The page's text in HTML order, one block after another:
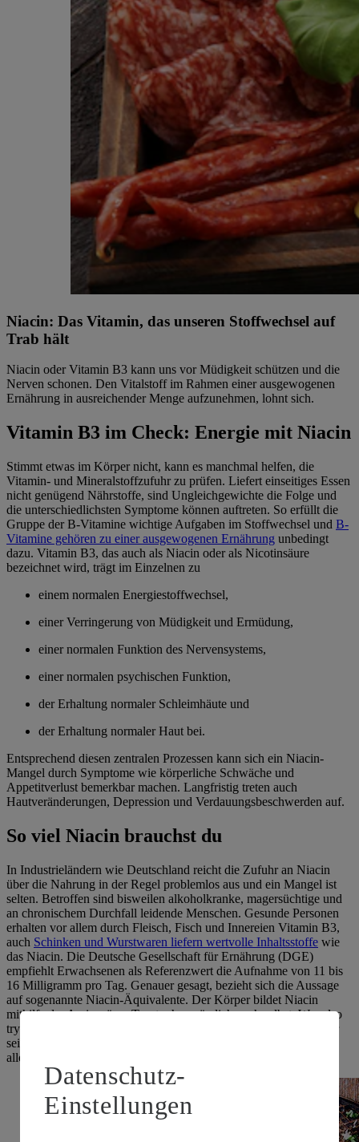
Niacin: Das Vitamin, das unseren Stoffwechsel auf
Trab hält
Niacin oder Vitamin B3 kann uns vor Müdigkeit schützen und die
Nerven schonen. Den Vitalstoff im Rahmen einer ausgewogenen
Ernährung in ausreichender Menge aufzunehmen, lohnt sich.
Vitamin B3 im Check: Energie mit Niacin
Stimmt etwas im Körper nicht, kann es manchmal helfen, die
Vitamin- und Mineralstoffzufuhr zu prüfen. Liefert einseitiges Essen
nicht genügend Nährstoffe, sind Ungleichgewichte die Folge und
die unterschiedlichsten Symptome können auftreten. So erfüllt die
Gruppe der B-Vitamine wichtige Aufgaben im Stoffwechsel und B-
Vitamine gehören zu einer ausgewogenen Ernährung unbedingt
dazu. Vitamin B3, das auch als Niacin oder als Nicotinsäure
bezeichnet wird, trägt im Einzelnen zu
einem normalen Energiestoffwechsel,
einer Verringerung von Müdigkeit und Ermüdung,
einer normalen Funktion des Nervensystems,
einer normalen psychischen Funktion,
der Erhaltung normaler Schleimhäute und
der Erhaltung normaler Haut bei.
Entsprechend diesen zentralen Prozessen kann sich ein Niacin-
Mangel durch Symptome wie körperliche Schwäche und
Appetitverlust bemerkbar machen. Langfristig treten auch
Hautveränderungen, Depression und Verdauungsbeschwerden auf.
So viel Niacin brauchst du
In Industrieländern wie Deutschland reicht die Zufuhr an Niacin
über die Nahrung in der Regel problemlos aus und ein Mangel ist
selten. Betroffen sind bisweilen alkoholkranke, magersüchtige und
an chronischem Durchfall leidende Menschen. Gesunde Personen
erhalten vor allem durch Fleisch, Fisch und Innereien Vitamin B3,
auch Schinken und Wurstwaren liefern wertvolle Inhaltsstoffe wie
das Niacin. Die Deutsche Gesellschaft für Ernährung (DGE)
empfiehlt Erwachsenen als Referenzwert die Aufnahme von 11 bis
16 Milligramm pro Tag. Genauer gesagt, bezieht sich die Aussage
auf sogenannte Niacin-Äquivalente. Der Körper bildet Niacin
mithilfe der Aminosäure Tryptophan nämlich auch selbst. Wer also
tryptophanreiche Nahrung genießt, tut automatisch auch etwas für
seinen Vitamin-B3-Spiegel. Der
allem in tierischer Kost enthalten.
Datenschutz-
Einstellungen